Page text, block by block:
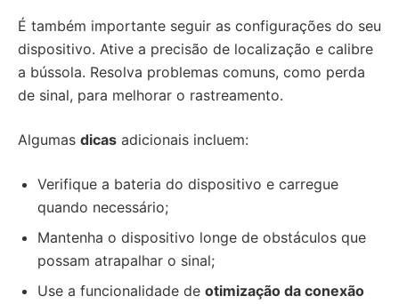
É também importante seguir as configurações do seu
dispositivo. Ative a precisão de localização e calibre
a bússola. Resolva problemas comuns, como perda
de sinal, para melhorar o rastreamento.
Algumas dicas adicionais incluem:
Verifique a bateria do dispositivo e carregue
quando necessário;
Mantenha o dispositivo longe de obstáculos que
possam atrapalhar o sinal;
Use a funcionalidade de otimização da conexão